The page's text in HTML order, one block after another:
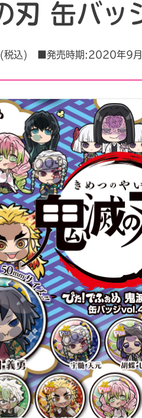
刃 缶バ
税込) ■発売時期:2020年9月